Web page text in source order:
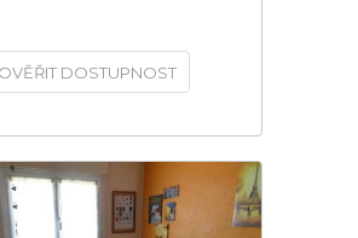
OVĚŘIT DOSTUPNOST